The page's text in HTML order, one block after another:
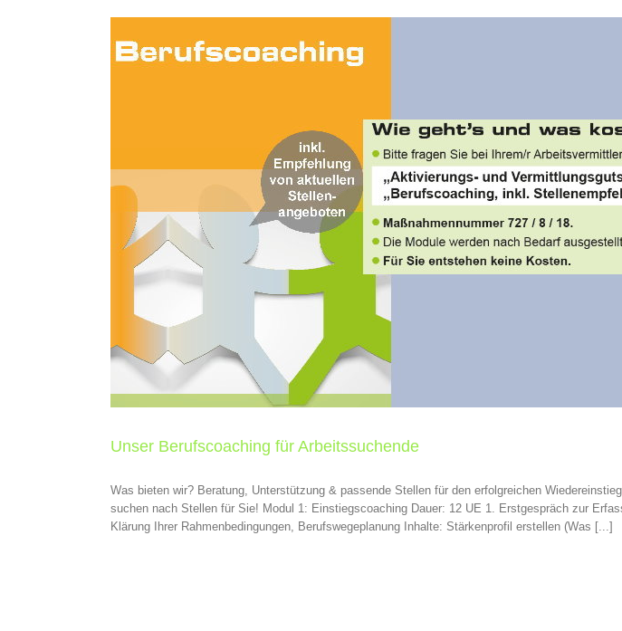
Unser Berufscoaching für Arbeitssuchende
Was bieten wir? Beratung, Unterstützung & passende Stellen für den erfolgreichen
suchen nach Stellen für Sie! Modul 1: Einstiegscoaching Dauer: 12 UE 1. Erstgespräch zur
Klärung Ihrer Rahmenbedingungen, Berufswegeplanung Inhalte: Stärkenprofil erstellen (Was [...]